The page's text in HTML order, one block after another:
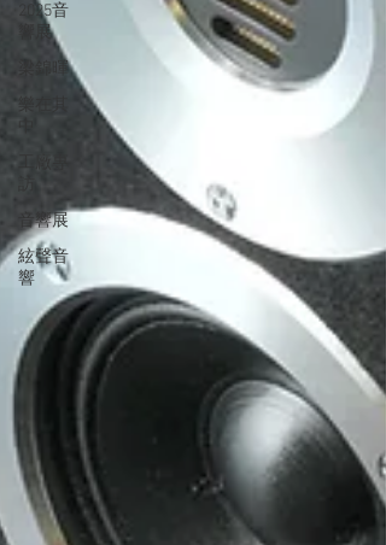
2025音
響展
梁錦暉
樂在其
工廠專
音響展
絃聲音
響